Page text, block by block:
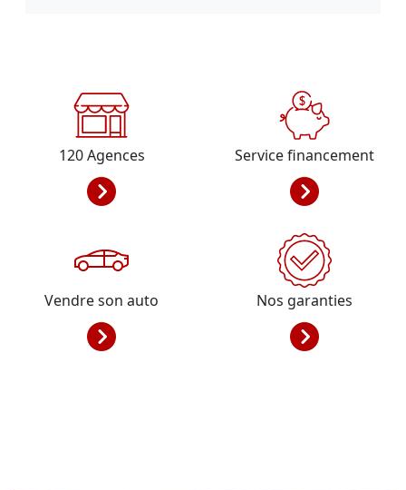
120Agences Service financement
Vendre son auto Nos garanties